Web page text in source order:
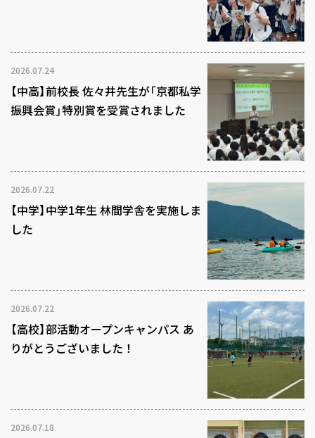
2026.07.24
【中高】前校長 佐々井先生が「京都私学
振興会賞」特別賞を受賞されました
2026.07.22
【中学】中学1年生 林間学舎を実施しま
した
2026.07.22
【高校】部活動オープンキャンパス あ
りがとうございました！
2026.07.18